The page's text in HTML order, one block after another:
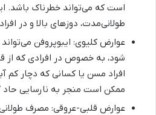
است که می‌تواند خطرناک باشد.
طولانی‌مدت، دوزهای بالا و در
عوارض کلیوی: ایبوپروفن
شود، به خصوص در افرادی که از
افراد مسن یا کسانی که دچار کم
ممکن است منجر به نارسایی حاد
عوارض قلبی-عروقی: مصرف